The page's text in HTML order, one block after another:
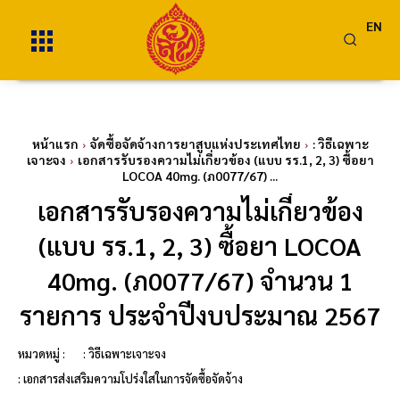
EN
หน้าแรก จัดซื้อจัดจ้างการยาสูบแห่งประเทศไทย
: วิธีเฉพาะ
เจาะจง
เอกสารรับรองความไม่เกี่ยวข้อง (แบบ รร.1, 2, 3) ซื้อยา
LOCOA 40mg. (ภ0077/67) ...
เอกสารรับรองความไม่เกี่ยวข้อง
(แบบ รร.1, 2, 3) ซื้อยา LOCOA
40mg. (ภ0077/67) จำนวน 1
รายการ ประจำปีงบประมาณ 2567
หมวดหมู่ :
: วิธีเฉพาะเจาะจง
: เอกสารส่งเสริมความโปร่งใสในการจัดซื้อจัดจ้าง